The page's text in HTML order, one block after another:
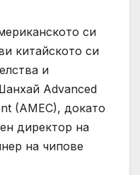
си
китайското си
и
Advanced
(AMEC), докато
директор на
на чипове